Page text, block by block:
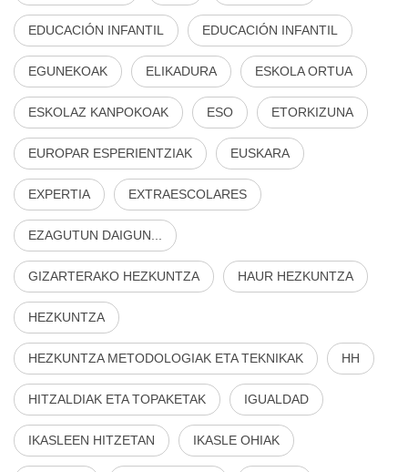
EDUCACIÓN INFANTIL EDUCACIÓN INFANTIL
EGUNEKOAK ELIKADURA ESKOLA ORTUA
ESKOLAZ KANPOKOAK ESO ETORKIZUNA
EUROPAR ESPERIENTZIAK EUSKARA
EXPERTIA EXTRAESCOLARES
EZAGUTUN DAIGUN...
GIZARTERAKO HEZKUNTZA HAUR HEZKUNTZA
HEZKUNTZA
HEZKUNTZA METODOLOGIAK ETA TEKNIKAK HH
HITZALDIAK ETA TOPAKETAK IGUALDAD
IKASLEEN HITZETAN IKASLE OHIAK